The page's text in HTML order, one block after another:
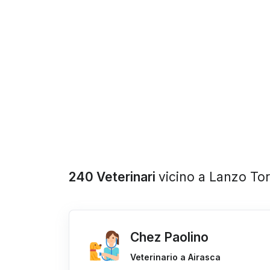
240 Veterinari vicino a Lanzo
Chez Paolino
Veterinario a Airasca